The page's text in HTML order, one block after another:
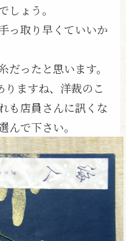
ょう。
っ取り早くていいか
ったと思います。
ますね、洋裁のこ
も店員さんに訊くな
んで下さい。